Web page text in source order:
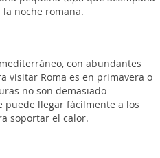
noche romana.
con abundantes
visitar Roma es en primavera o
no son demasiado
puede llegar fácilmente a los
soportar el calor.